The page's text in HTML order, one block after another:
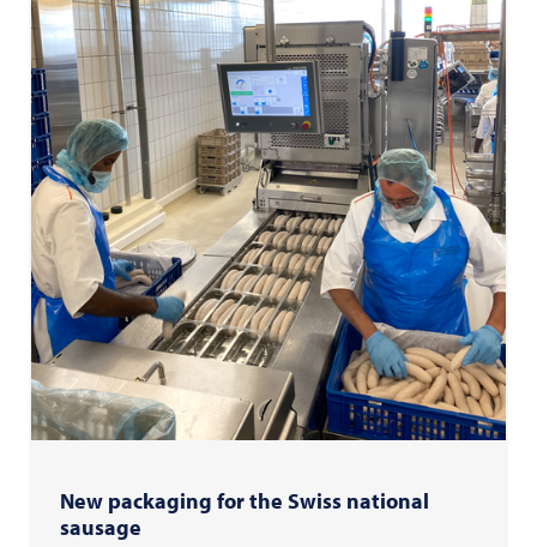
New packaging for the Swiss national
sausage